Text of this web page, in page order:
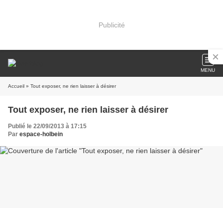
Publicité
MENU
Accueil » Tout exposer, ne rien laisser à désirer
Tout exposer, ne rien laisser à désirer
Publié le 22/09/2013 à 17:15
Par espace-holbein